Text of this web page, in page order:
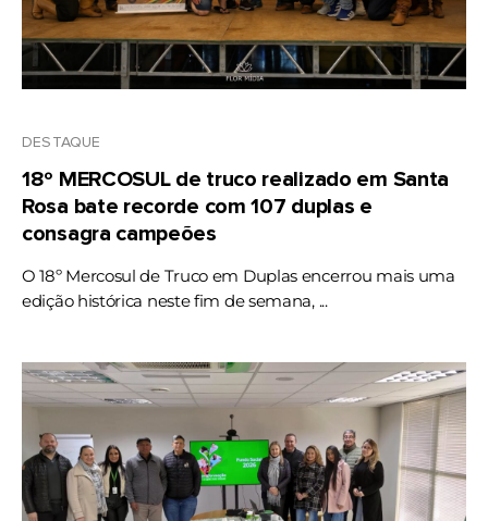
DESTAQUE
18º MERCOSUL de truco realizado em Santa
Rosa bate recorde com 107 duplas e
consagra campeões
O 18º Mercosul de Truco em Duplas encerrou mais uma
edição histórica neste fim de semana, ...